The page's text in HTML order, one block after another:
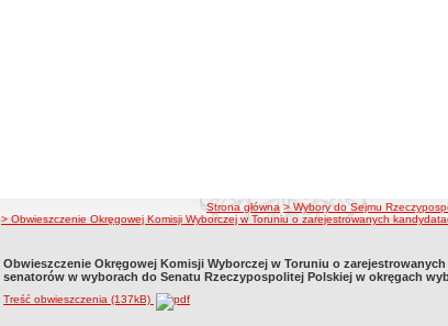
ścieżka nawigacji
Strona główna > Wybory do Sejmu
> Obwieszczenie Okręgowej Komisji Wyborczej w Toruniu o zarejestrowanych
Obwieszczenie Okręgowej Komisji Wyborczej w Toruniu o
senatorów w wyborach do Senatu Rzeczypospolitej Polskiej w okręgach
Treść obwieszczenia (137kB)